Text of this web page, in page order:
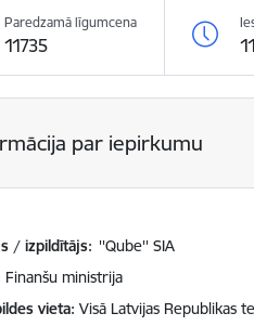
Paredzamā līgumcena
11735
par iepirkumu
/ izpildītājs: ''Qube'' SIA
Finanšu ministrija
vieta Visā Latvijas Republikas